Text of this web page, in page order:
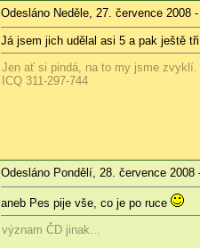
Odesláno Neděle, 27. července 2008
Já jsem jich udělal asi 5 a pak ještě
Jen ať si pindá, na to my jsme zvyklí.
ICQ 311-297-744
Odesláno Pondělí, 28. července 2008
aneb Pes pije vše, co je po ruce
význam ČD jinak...